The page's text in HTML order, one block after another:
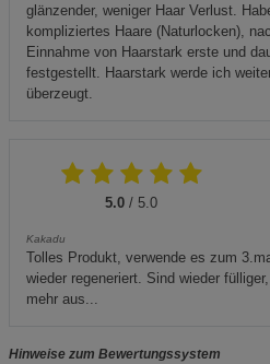
glänzender, weniger Haar Verlust.
kompliziertes Haare (Naturlocken),
Einnahme von Haarstark erste und
festgestellt. Haarstark werde ich
überzeugt.
5.0 / 5.0
Kakadu
Tolles Produkt, verwende es zum
wieder regeneriert. Sind wieder
mehr aus...
Hinweise zum Bewertungssystem